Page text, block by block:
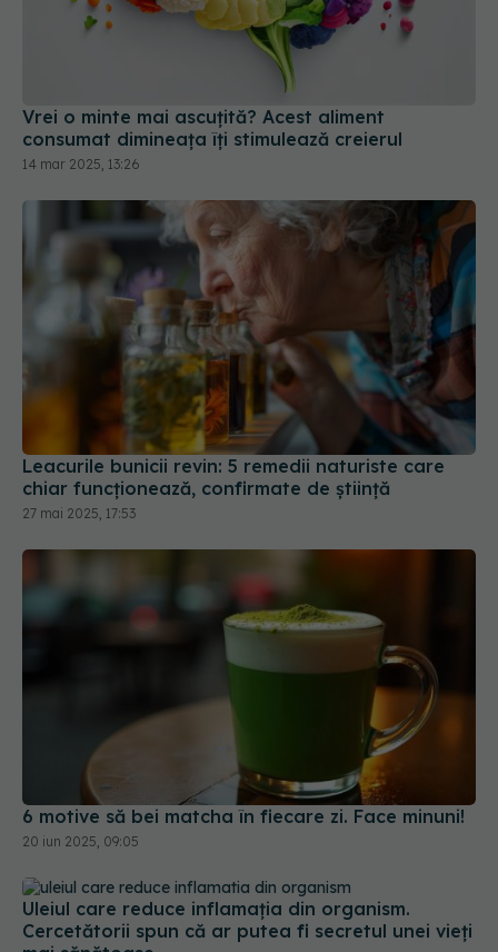
Vrei o minte mai ascuțită? Acest aliment
consumat dimineața îți stimulează creierul
Leacurile bunicii revin: 5 remedii naturiste care
chiar funcționează, confirmate de știință
6 motive să bei matcha în fiecare zi. Face minuni!
20 iun 2025, 09:05
Uleiul care reduce inflamația din organism.
Cercetătorii spun că ar putea fi secretul unei vieți
mai sănătoase
07 iul 2025, 14:23